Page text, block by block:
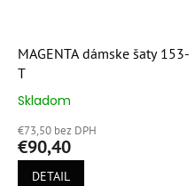
MAGENTA dámske šaty 153-
T
Priemerné
produktu
je
5,0
Skladom
€73,50 bez DPH
€90,40
DETAIL